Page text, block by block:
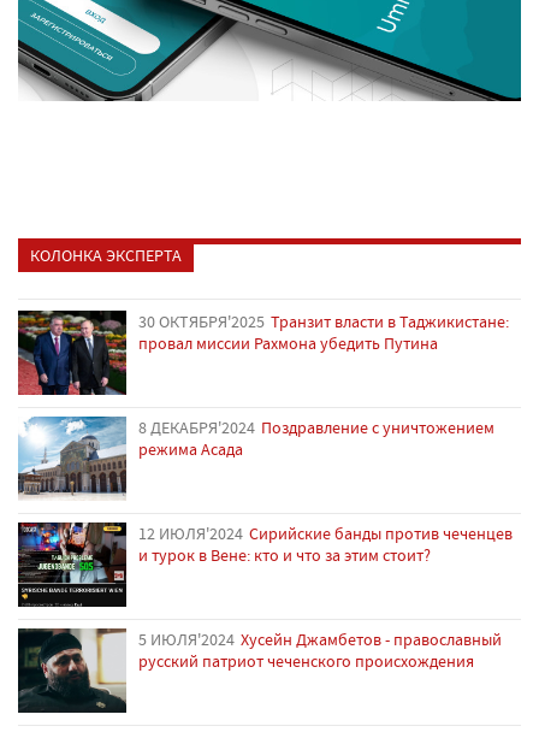
КОЛОНКА ЭКСПЕРТА
30 ОКТЯБРЯ'2025 Транзит власти в Таджикистане:
провал миссии Рахмона убедить Путина
8 ДЕКАБРЯ'2024 Поздравление с уничтожением
режима Асада
12 ИЮЛЯ'2024 Сирийские банды против чеченцев
и турок в Вене: кто и что за этим стоит?
5 ИЮЛЯ'2024 Хусейн Джамбетов - православный
русский патриот чеченского происхождения